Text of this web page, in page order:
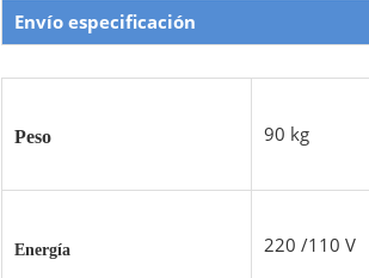
Envío especificación
Peso 90 kg
Energía 220 /